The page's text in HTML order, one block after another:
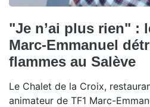
"Je n’ai plus rien" :
Marc-Emmanuel
flammes au Salève
Le Chalet de la Croix,
animateur de TF1 Marc-